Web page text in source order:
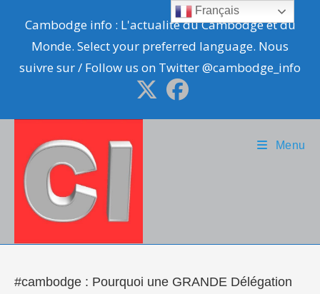
content
Cambodge info : L'actualité du Cambodge et du
Monde. Select your preferred language. Nous
suivre sur / Follow us on Twitter @cambodge_info
Menu
#cambodge : Pourquoi une GRANDE Délégation
Français